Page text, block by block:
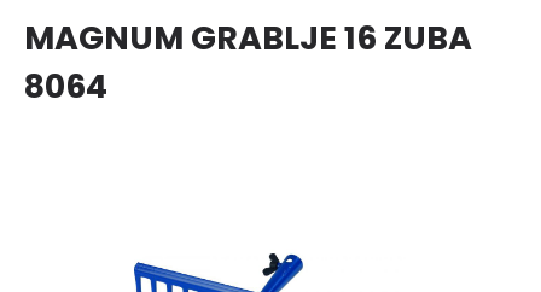
MAGNUM GRABLJE 16 ZUBA
8064